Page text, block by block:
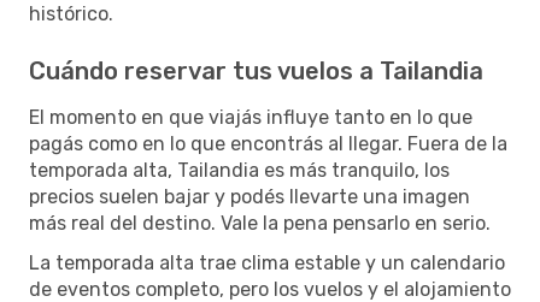
histórico.
Cuándo reservar tus vuelos a Tailandia
El momento en que viajás influye tanto en lo que
pagás como en lo que encontrás al llegar. Fuera de la
temporada alta, Tailandia es más tranquilo, los
precios suelen bajar y podés llevarte una imagen
más real del destino. Vale la pena pensarlo en serio.
La temporada alta trae clima estable y un calendario
de eventos completo, pero los vuelos y el alojamiento